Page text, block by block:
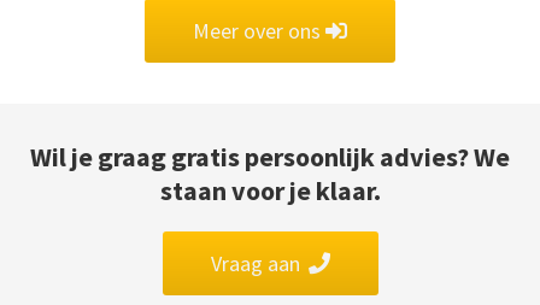
Meer over ons
Wil je graaggratis persoonlijk advies?We
staan voor je klaar.
Vraag aan